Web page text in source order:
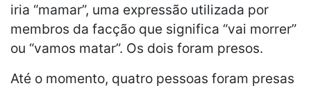
iria “mamar”, uma expressão utilizada por
membros da facção que significa “vai morrer”
ou “vamos matar”. Os dois foram presos.
Até o momento, quatro pessoas foram presas